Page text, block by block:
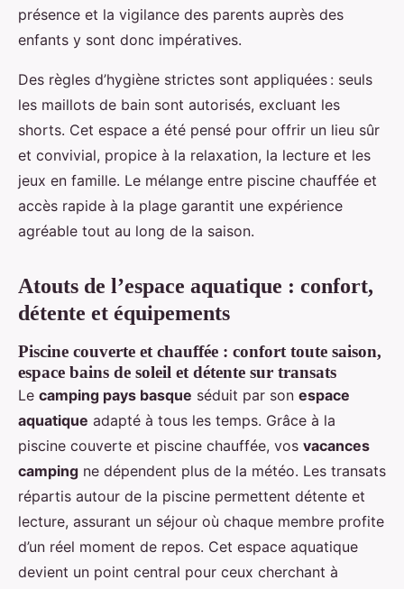
présence et la vigilance des parents auprès des
enfants y sont donc impératives.
Des règles d’hygiène strictes sont appliquées : seuls
les maillots de bain sont autorisés, excluant les
shorts. Cet espace a été pensé pour offrir un lieu sûr
et convivial, propice à la relaxation, la lecture et les
jeux en famille. Le mélange entre piscine chauffée et
accès rapide à la plage garantit une expérience
agréable tout au long de la saison.
Atouts de l’espace aquatique : confort,
détente et équipements
Piscine couverte et chauffée : confort toute saison,
espace bains de soleil et détente sur transats
Le camping pays basque séduit par son espace
aquatique adapté à tous les temps. Grâce à la
piscine couverte et piscine chauffée, vos vacances
camping ne dépendent plus de la météo. Les transats
répartis autour de la piscine permettent détente et
lecture, assurant un séjour où chaque membre profite
d’un réel moment de repos. Cet espace aquatique
devient un point central pour ceux cherchant à